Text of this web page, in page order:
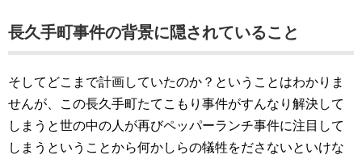
長久手町事件の背景に隠されていること
そしてどこまで計画していたのか？ということはわかりま
せんが、この長久手町たてこもり事件がすんなり解決して
しまうと世の中の人が再びペッパーランチ事件に注目して
しまうということから何かしらの犠牲をださないといけな